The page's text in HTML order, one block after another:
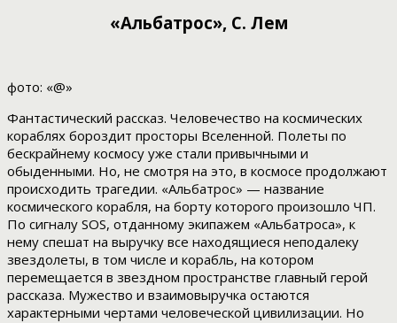
«Альбатрос», С. Лем
фото: «@»
Фантастический рассказ. Человечество на космических
кораблях бороздит просторы Вселенной. Полеты по
бескрайнему космосу уже стали привычными и
обыденными. Но, не смотря на это, в космосе продолжают
происходить трагедии. «Альбатрос» — название
космического корабля, на борту которого произошло ЧП.
По сигналу SOS, отданному экипажем «Альбатроса», к
нему спешат на выручку все находящиеся неподалеку
звездолеты, в том числе и корабль, на котором
перемещается в звездном пространстве главный герой
рассказа. Мужество и взаимовыручка остаются
характерными чертами человеческой цивилизации. Но